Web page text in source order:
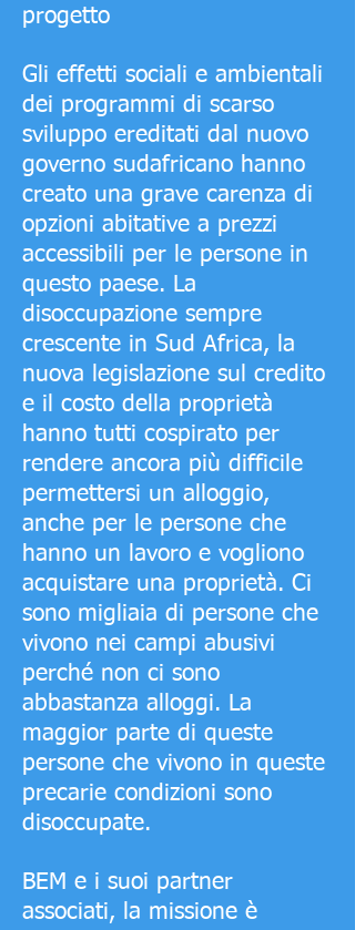
progetto
Gli effetti sociali e ambientali
dei programmi di scarso
sviluppo ereditati dal nuovo
governo sudafricano hanno
creato una grave carenza di
opzioni abitative a prezzi
accessibili per le persone in
questo paese. La
disoccupazione sempre
crescente in Sud Africa, la
nuova legislazione sul credito
e il costo della proprietà
hanno tutti cospirato per
rendere ancora più difficile
permettersi un alloggio,
anche per le persone che
hanno un lavoro e vogliono
acquistare una proprietà. Ci
sono migliaia di persone che
vivono nei campi abusivi
perché non ci sono
abbastanza alloggi. La
maggior parte di queste
persone che vivono in queste
precarie condizioni sono
disoccupate.
BEM e i suoi partner
associati, la missione è